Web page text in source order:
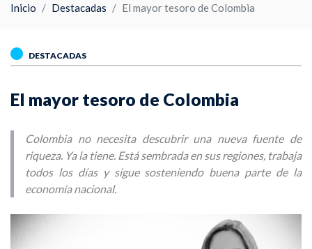
Inicio Destacadas El mayor tesoro de Colombia
DESTACADAS
El mayor tesoro de Colombia
Colombia no necesita descubrir una nueva fuente de
riqueza. Ya la tiene. Está sembrada en sus regiones, trabaja
todos los días y sigue sosteniendo buena parte de la
economía nacional.